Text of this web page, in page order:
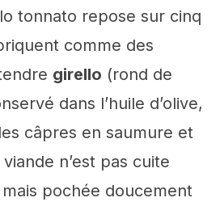
tonnato repose sur cinq
comme des
girello (rond de
dans l’huile d’olive,
câpres en saumure et
n’est pas cuite
mais pochée doucement